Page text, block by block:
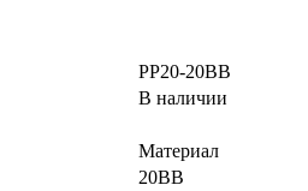
PP20-20BB
В наличии
Материал
20BB